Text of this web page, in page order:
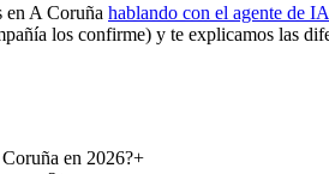
en A Coruña hablando con el agente de IA
los confirme) y te explicamos las
en 2026?+